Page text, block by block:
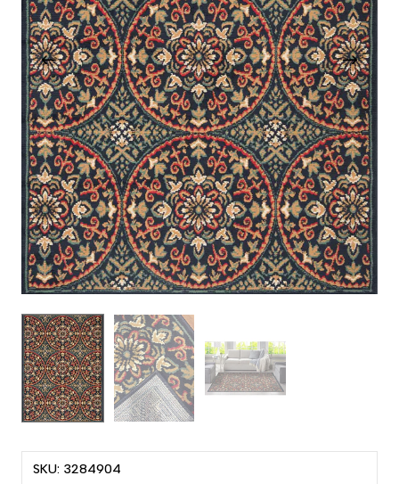
SKU: 3284904